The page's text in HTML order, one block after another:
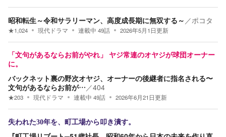
昭和転生～令和サラリーマン、高度成長期に無双する～ ／ポコタ
★1,024 現代ドラマ 連載中 49話 2026年5月1日更新
「文句があるならお前がやれ」 ヤジ常連のオヤジが球団オーナー
に。
バックネット裏の野次オヤジ、オーナーの後継者に指名される〜
文句があるならお前が… ／404
★203 現代ドラマ 連載中 49話 2026年6月21日更新
失われた30年を、町工場から叩き潰す。